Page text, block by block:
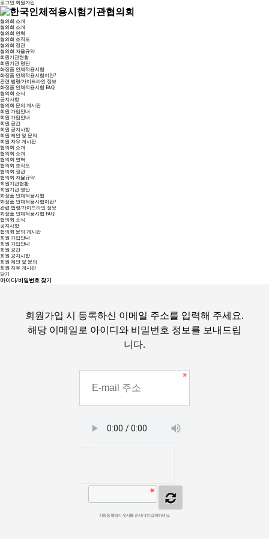
로그인 회원가입
협의회 소개
협의회 소개
협의회 연혁
협의회 조직도
협의회 정관
협의회 자율규약
회원기관현황
회원기관 명단
화장품 인체적용시험
화장품 인체적용시험이란?
관련 법령/가이드라인 정보
화장품 인체적용시험 FAQ
협의회 소식
공지사항
협의회 문의 게시판
회원 가입안내
회원 가입안내
회원 공간
회원 공지사항
회원 제안 및 문의
회원 자유 게시판
협의회 소개
협의회 소개
협의회 연혁
협의회 조직도
협의회 정관
협의회 자율규약
회원기관현황
회원기관 명단
화장품 인체적용시험
화장품 인체적용시험이란?
관련 법령/가이드라인 정보
화장품 인체적용시험 FAQ
협의회 소식
공지사항
협의회 문의 게시판
회원 가입안내
회원 가입안내
회원 공간
회원 공지사항
회원 제안 및 문의
회원 자유 게시판
닫기
아이디/비밀번호 찾기
회원가입 시 등록하신 이메일 주소를 입력해 주세요.
해당 이메일로 아이디와 비밀번호 정보를 보내드립
니다.
자동등록방지 숫자를 순서대로 입력하세요.